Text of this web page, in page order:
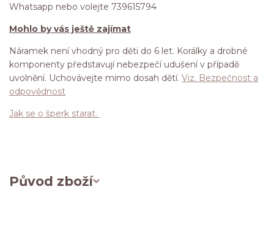
Whatsapp nebo volejte 739615794
Mohlo by vás ještě zajímat
Náramek není vhodný pro děti do 6 let. Korálky a drobné
komponenty představují nebezpečí udušení v případě
uvolnění. Uchovávejte mimo dosah dětí. Viz. Bezpečnost a
odpovědnost
Jak se o šperk starat.
Původ zboží